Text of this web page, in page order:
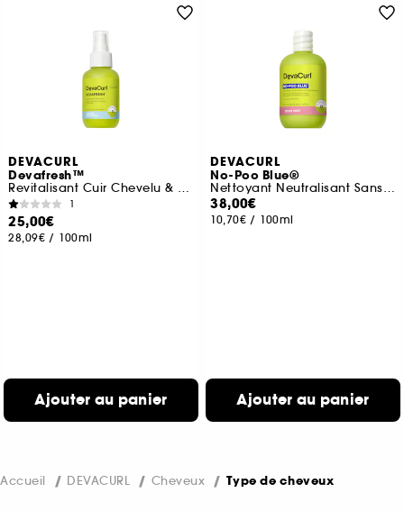
DEVACURL
Devafresh™
Revitalisant Cuir Chevelu & Cheveux
1
25,00€
28,09€ / 100ml
Ajouter au panier
DEVACURL
No-Poo Blue®
Nettoyant Neutralisant Sans Mousse Anti-Reflets Cuivrés
38,00€
10,70€ / 100ml
Ajouter au panier
Accueil DEVACURL Cheveux Type de cheveux